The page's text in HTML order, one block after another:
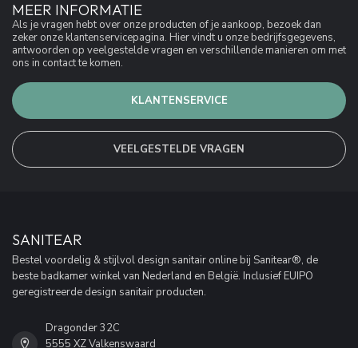
MEER INFORMATIE
Als je vragen hebt over onze producten of je aankoop, bezoek dan
zeker onze klantenservicepagina. Hier vindt u onze bedrijfsgegevens,
antwoorden op veelgestelde vragen en verschillende manieren om met
ons in contact te komen.
KLANTENSERVICE
VEELGESTELDE VRAGEN
SANITEAR
Bestel voordelig & stijlvol design sanitair online bij Sanitear®, de
beste badkamer winkel van Nederland en België. Inclusief EUIPO
geregistreerde design sanitair producten.
Dragonder 32C
5555 XZ Valkenswaard